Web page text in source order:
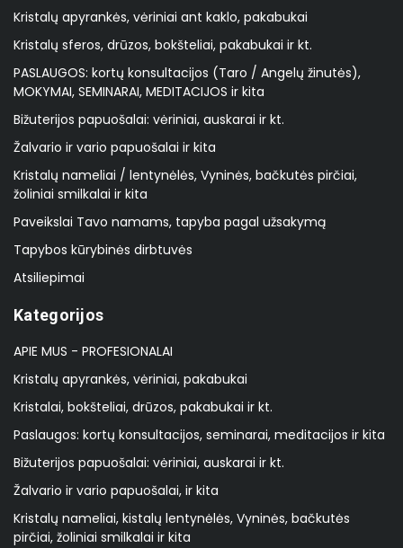
Kristalų apyrankės, vėriniai ant kaklo, pakabukai
Kristalų sferos, drūzos, bokšteliai, pakabukai ir kt.
PASLAUGOS: kortų konsultacijos (Taro / Angelų žinutės),
MOKYMAI, SEMINARAI, MEDITACIJOS ir kita
Bižuterijos papuošalai: vėriniai, auskarai ir kt.
Žalvario ir vario papuošalai ir kita
Kristalų nameliai / lentynėlės, Vyninės, bačkutės pirčiai,
žoliniai smilkalai ir kita
Paveikslai Tavo namams, tapyba pagal užsakymą
Tapybos kūrybinės dirbtuvės
Atsiliepimai
Kategorijos
APIE MUS - PROFESIONALAI
Kristalų apyrankės, vėriniai, pakabukai
Kristalai, bokšteliai, drūzos, pakabukai ir kt.
Paslaugos: kortų konsultacijos, seminarai, meditacijos ir kita
Bižuterijos papuošalai: vėriniai, auskarai ir kt.
Žalvario ir vario papuošalai, ir kita
Kristalų nameliai, kistalų lentynėlės, Vyninės, bačkutės
pirčiai, žoliniai smilkalai ir kita